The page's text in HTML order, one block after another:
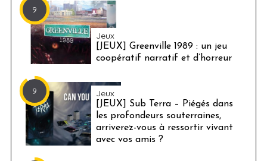
9
Jeux
[JEUX] Greenville 1989 : un jeu
coopératif narratif et d’horreur
9 Jeux
[JEUX] Sub Terra – Piégés dans
les profondeurs souterraines,
arriverez-vous à ressortir vivant
avec vos amis ?